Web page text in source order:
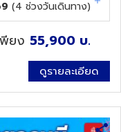
(4 ช่วงวันเดินทาง)
พียง 55,900 บ.
ดูรายละเอียด